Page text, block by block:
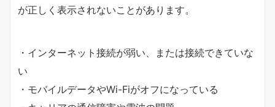
が正しく表示されないことがあります。
・インターネット接続が弱い、または接続できていな
い
・モバイルデータやWi-Fiがオフになっている